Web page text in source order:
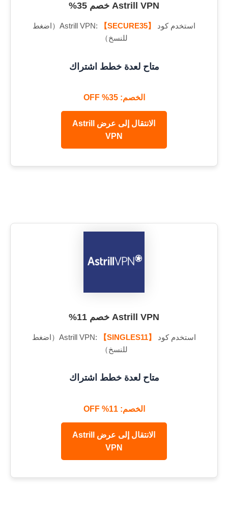
Astrill VPN خصم 35%
استخدم كود Astrill VPN: 【SECURE35】
（اضغط
للنسخ）
متاح لعدة خطط اشتراك
الخصم: 35% OFF
الانتقال إلى عرض Astrill
VPN
Astrill VPN خصم 11%
استخدم كود Astrill VPN: 【SINGLES11】
（اضغط
للنسخ）
متاح لعدة خطط اشتراك
الخصم: 11% OFF
الانتقال إلى عرض Astrill
VPN